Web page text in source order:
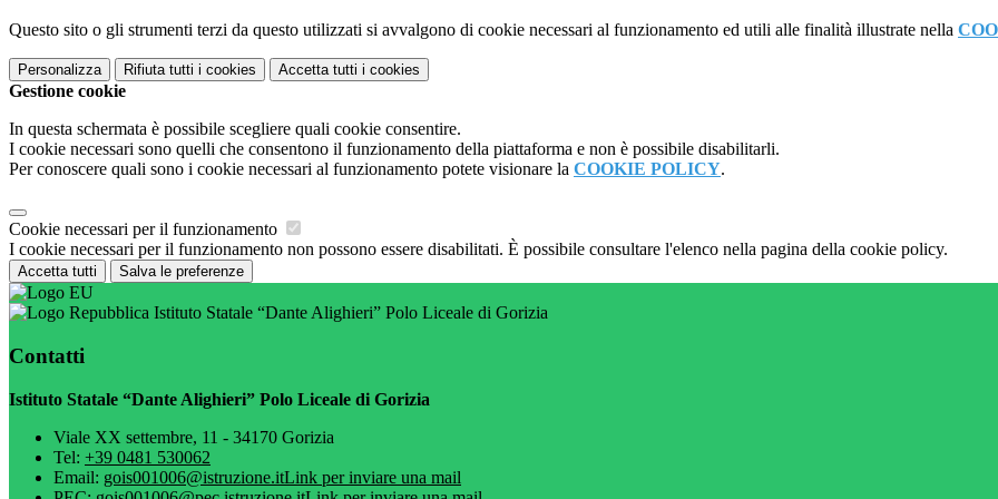
Questo sito o gli strumenti terzi da questo utilizzati si avvalgono di cookie necessari al funzionamento ed utili alle finalità illustrate nella
Personalizza Rifiuta tutti i cookies Accetta tutti i cookies
Gestione cookie
In questa schermata è possibile scegliere quali cookie consentire.
I cookie necessari sono quelli che consentono il funzionamento della piattaforma e non è possibile disabilitarli.
Per conoscere quali sono i cookie necessari al funzionamento potete visionare la COOKIE POLICY.
Cookie necessari per il funzionamento
I cookie necessari per il funzionamento non possono essere disabilitati. È possibile consultare l'elenco nella pagina della cookie policy.
Accetta tutti Salva le preferenze
Istituto Statale “Dante Alighieri” Polo Liceale di Gorizia
Contatti
Istituto Statale “Dante Alighieri” Polo Liceale di Gorizia
Viale XX settembre, 11 - 34170 Gorizia
Tel: +39 0481 530062
Email: gois001006@istruzione.itLink per inviare una mail